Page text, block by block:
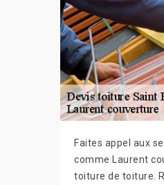
Faites appel aux
comme Laurent
toiture de toiture.